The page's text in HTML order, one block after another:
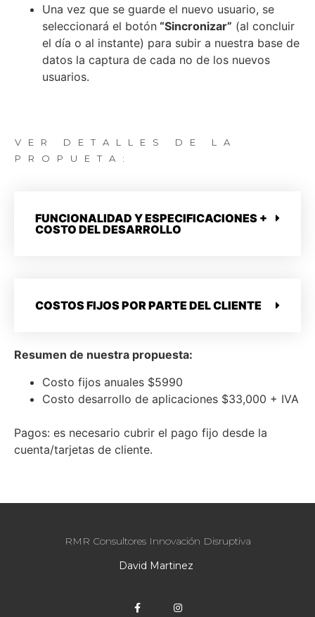
Una vez que se guarde el nuevo usuario, se
seleccionará el botón “Sincronizar” (al concluir
el día o al instante) para subir a nuestra base de
datos la captura de cada no de los nuevos
usuarios.
VER DETALLES DE LA
PROPUETA:
FUNCIONALIDAD Y ESPECIFICACIONES +
COSTO DEL DESARROLLO
COSTOS FIJOS POR PARTE DEL CLIENTE
Resumen de nuestra propuesta:
Costo fijos anuales $5990
Costo desarrollo de aplicaciones $33,000 + IVA
Pagos: es necesario cubrir el pago fijo desde la
cuenta/tarjetas de cliente.
RMR Consultores Innovación Disruptiva
David Martinez